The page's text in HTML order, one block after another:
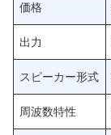
価格
出力
スピーカー形式
周波数特性